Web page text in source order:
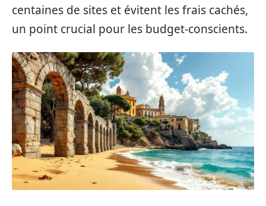
centaines de sites et évitent les frais cachés,
un point crucial pour les budget-conscients.